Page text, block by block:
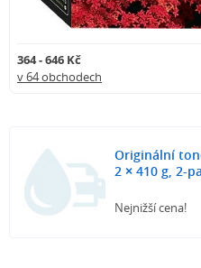
364 - 646 Kč
v 64 obchodech
Originální
2 × 410 g, 2-
Nejnižší cena!